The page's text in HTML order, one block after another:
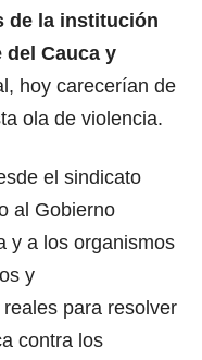
de la institución
del Cauca y
hoy carecerían de
ola de violencia.
el sindicato
al Gobierno
y a los organismos
y
para resolver
contra los